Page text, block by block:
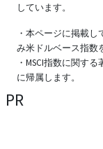
しています。
・本ページに掲載し
み米ドルベース指数
・MSCI指数に関す
に帰属します。
PR